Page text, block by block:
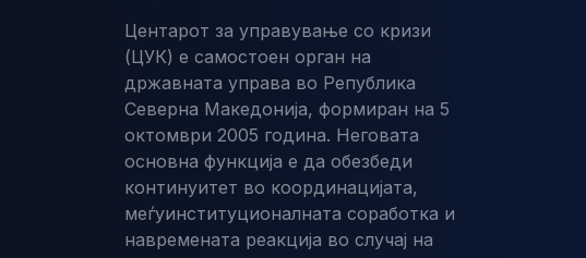
Центарот за управување со кризи
(ЦУК) е самостоен орган на
државната управа во Република
Северна Македонија, формиран на 5
октомври 2005 година. Неговата
основна функција е да обезбеди
континуитет во координацијата,
меѓуинституционалната соработка и
навремената реакција во случај на